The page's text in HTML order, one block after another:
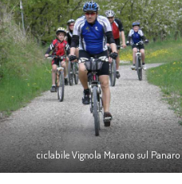
ciclabile Vignola Marano sul Panaro